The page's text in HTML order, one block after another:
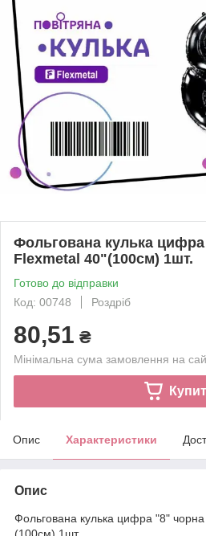
Фольгована кулька
Flexmetal 40"(100см) 1шт.
Готово до відправки
Код: 00748
Роздріб
80,51 ₴
Мінімальна сума замовлення на
Опис Характеристики
Опис
Фольгована кулька цифра "8"
(100см) 1шт.